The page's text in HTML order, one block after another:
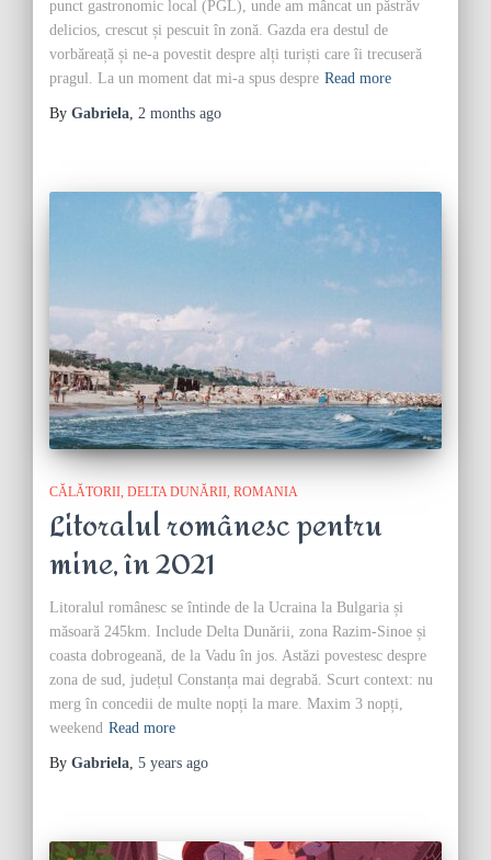
punct gastronomic local (PGL), unde am mâncat un păstrăv
delicios, crescut și pescuit în zonă. Gazda era destul de
vorbăreață și ne-a povestit despre alți turiști care îi trecuseră
pragul. La un moment dat mi-a spus despre Read more
By Gabriela, 2 months ago
CĂLĂTORII DELTA DUNĂRII ROMANIA
Litoralul românesc pentru
mine, în 2021
Litoralul românesc se întinde de la Ucraina la Bulgaria și
măsoară 245km. Include Delta Dunării, zona Razim-Sinoe și
coasta dobrogeană, de la Vadu în jos. Astăzi povestesc despre
zona de sud, județul Constanța mai degrabă. Scurt context: nu
merg în concedii de multe nopți la mare. Maxim 3 nopți,
weekend Read more
By Gabriela, 5 years ago